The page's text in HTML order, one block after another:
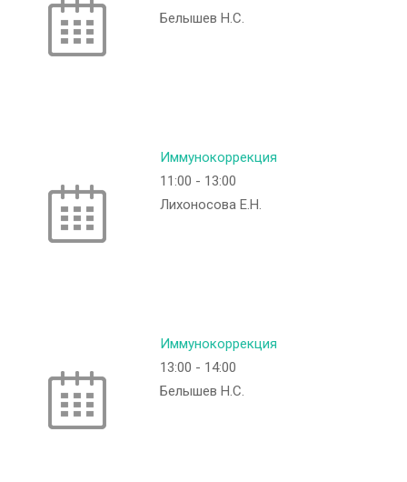
Белышев Н.С.
Иммунокоррекция
11:00 - 13:00
Лихоносова Е.Н.
Иммунокоррекция
13:00 - 14:00
Белышев Н.С.